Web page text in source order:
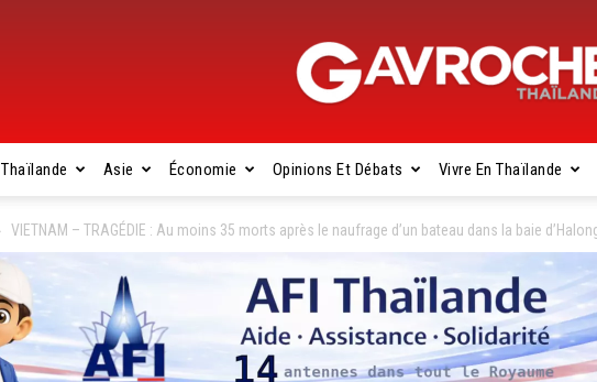
Gavroche
Thaïlande
Thaïlande Asie Économie Opinions Et Débats Vivre En Thaïlande
VIETNAM – TRAGÉDIE : Au moins 35 morts après le naufrage d’un bateau dans la baie